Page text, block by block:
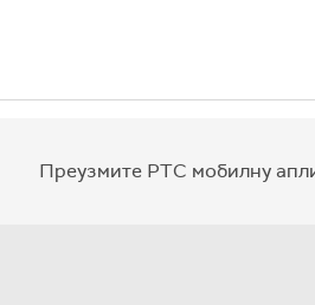
Преузмите РТС мобилну